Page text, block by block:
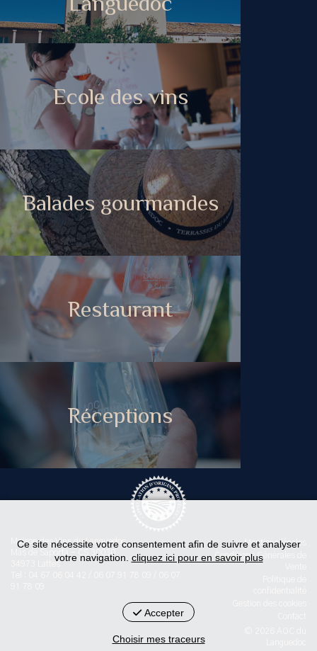
Ecole des vins
Balades gourmandes
Restaurant
Réceptions
Maison des Vins du Languedoc
Mas de Saporta - CS 30030
Mentions légales
Conditions Générales de
Ce site nécessite votre consentement afin de suivre et analyser
votre navigation. cliquez ici pour en savoir plus
Accepter
Choisir mes traceurs